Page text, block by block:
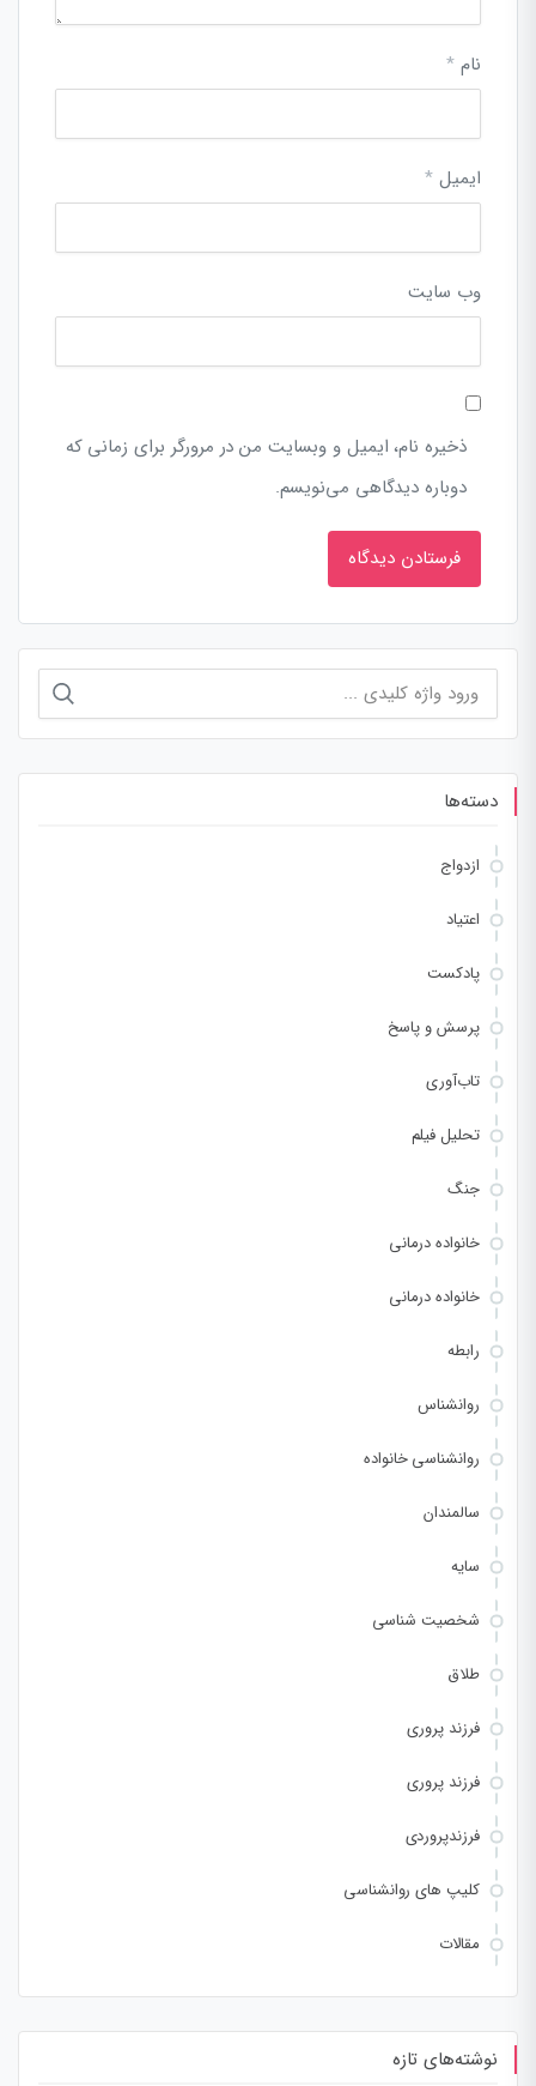
نام *
ایمیل *
وب‌ سایت
ذخیره نام، ایمیل و وبسایت من در مرورگر برای زمانی که
دوباره دیدگاهی می‌نویسم.
جستجو
برای:
دسته‌ها
ازدواج
اعتیاد
پادکست
پرسش و پاسخ
تاب‌آوری
تحلیل فیلم
جنگ
خانواده درمانی
خانواده درمانی
رابطه
روانشناس
روانشناسی خانواده
سالمندان
سایه
شخصیت شناسی
طلاق
فرزند پروری
فرزند پروری
فرزندپروردی
کلیپ های روانشناسی
مقالات
نوشته‌های تازه